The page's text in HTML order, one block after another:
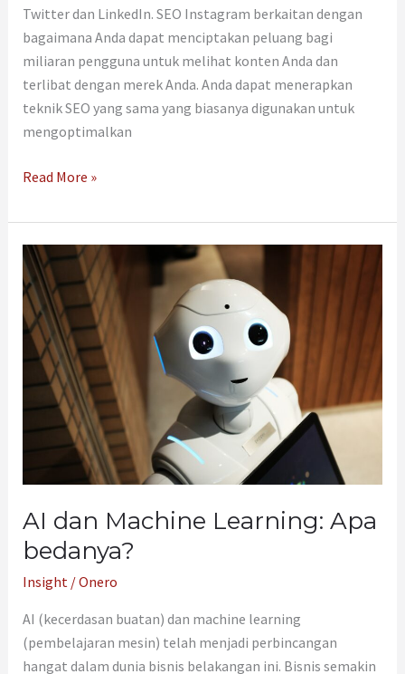
Twitter dan LinkedIn. SEO Instagram berkaitan dengan
bagaimana Anda dapat menciptakan peluang bagi
miliaran pengguna untuk melihat konten Anda dan
terlibat dengan merek Anda. Anda dapat menerapkan
teknik SEO yang sama yang biasanya digunakan untuk
mengoptimalkan
Read More »
AI dan Machine Learning: Apa
bedanya?
Insight /Onero
AI (kecerdasan buatan) dan machine learning
(pembelajaran mesin) telah menjadi perbincangan
hangat dalam dunia bisnis belakangan ini. Bisnis semakin
AI
dan
Machine
Learning:
Apa
bedanya?